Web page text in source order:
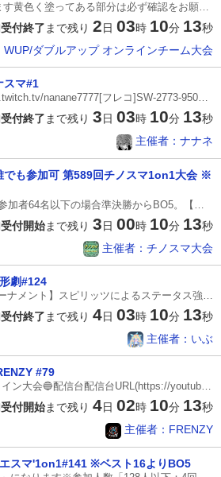
※8組以上で大会を実施します黄色く塗ってある部分は必ず確認をお願いします！【大会ルール】・2対2のチーム戦大会となります。(チームアタックあり)・大会エントリーは代表者1名が、『選手1(代表者)&選手2』の名前に変更し行う。・1回戦〜2本先取、準決勝と決勝は3本先取。(人数によって準決勝は2本先取に変更します)・使用ファイターは自由。・3ストック8分。タイムアップの場合は残ストックが多い方の勝ち、同じ場合は蓄積%が少ない方の勝ち。全て同じ、別の理由でサドンデスの場合、そのままサドンデスで勝敗を決める。・偽名での参加は禁止しています。偽名と分かり次第、即座に今大会から敗退、今後の大会参加を禁止(アカウントBAN)させていただきます。【ステージ選択ルール】・全てアイテム、ギミック無し。※下記拒否ステージルールの流れ[スターター] 終点化(戦場,ワイリー基地,始まりの塔)・小戦場・戦場・ポケモンスタジアム2・ホロウバスティオン[カウンター] 村と街・すま村「ホロウバスティオン」は購入していなくても参加できるが、選択は不可。①1戦目拒否するスターターステージ1つを相手に伝える。※全て代
付終了 まで残り 2日 03時 10分 12秒
WUP/ダブルアップ オンラインチーム大会
スマ#1
《配信先URL》https://www.twitch.tv/nanane7777[フレコ]SW-2773-9507-5596《対戦ルール》・シングルエリミネーショントーナメント 最大32人決勝戦のみBO5、その他BO3《ゲームセッティング》[乱闘ルール]・ストック制 ・ストック数：3 ・制限時間：7分 ・チャージ切り札：なし・スイッチアイテム：なし ・ポーズ機能：なし[ くわしいルール ]・ ステージギミック：なし※記載されていない設定項目はすべてデフォルトとなります《ステージルール》[スターター] 終点・小戦場・戦場・ホロバス・ポケスタ2[カウンター]村町・スマ村《試合の流れ》・1試合目、コメント欄でスターターから拒否ステージを1つ選ぶ・2試合目以降はカウンター含む7ステージから直前の試合の勝者が2ステージ拒否して、敗者が選ぶ
付終了まで残り 3日 03時 10分 12秒
主催者：ナナネ
も参加可 第589回チノスマ1on1大会 ※
付開始まで残り 3日 00時 10分 12秒
主催者：チノスマ大会
劇#124
【毎週月曜日開催amiiboトーナメント】スピリッツによるステータス強化・特殊能力付与をしていないamiiboのみ参加可能です。(レベルは自由)全試合2先です。◎キャラ変更勝敗に関わらず自由です。◎ステージ終点、戦場、小戦場、カロス、ポケスタ2、村町、すま村、ホロバスの中からお互い自由に選んでください。ステージギミックはなしです。◎部屋立てトナメ表で上の人が部屋立て、下の人がフレンド申請をしてください。入室制限はフレンドのみで、パスワードはなしです。◎ルール3ストック7分チャージ切りふだアイテムはなし。また、くわしい設定でステージのあらかじめえらぶを選択してください。◎その他勝利報告は勝った人がしてください。対戦開始のアナウンスから10分経っても対戦相手が表れない場合は不戦勝としてください。通信エラーなどで試合が中断された場合リングに残っていた方に1本入ります。どちらが原因かわからない場合はもう一度試合をやり直してください。準決勝以上に残った方は使用したキャラとカラーを順位確定後コメントでお願いします。配信台に指定された方はいぶ(SW-0857-4882-9875)にフレンド申請を行い
付終了 まで残り 4日 03時 10分 12秒
主催者：いぶ
#79
FRENZYスマブラSPオンライン大会🔵配信台配信台URL(https://youtube.com/@eveerevival?si=GWVS3_hz22Gzzga0)配信台フレコ(8398-5853-1397)🔵ゲームルール〈配信台〉※全試合3本先取各回戦1試合ずつ準決勝2試合決勝戦〈乱闘ルール〉・ストック制(3ストック)・制限時間(7分)・チャージ切り札(なし)・アイテムスピリッツ(なし)・ポーズ機能(なし)※Miiファイターを使用する際は事前に技の申告をお願いします〈くわしいルール〉・ステージギミック(なし)🔵ステージルール〈1戦目〉①両選手がスターターから2ステージずつ拒否②両選手が拒否されたステージ以外から選択〈2戦目以降〉③勝者がスターターとカウンター含む全ステージから3ステージ拒否④敗者が拒否されたステージ以外から選択〔スターターステージ〕終点(終点化)戦場(戦場化)小戦場ポケモンスタジアム2村と街ホロウバスティオン〔カウンターステージ〕カロスポケモンリーグすま村ライラットクルーズ🔵7分で試合が終わらなかった場合原則サドンデスは使用せず直前の%が低かった方が勝ち(↓サドンデ
付開始まで残り 4日 02時 10分 12秒
主催者：FRENZY
スマ'1on1#141 ※ベスト16よりBO5